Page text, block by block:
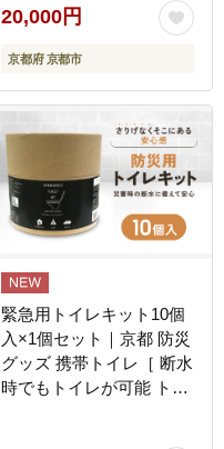
イレ 人気 おすすめ 災害
用 凝固剤 排泄袋 備蓄品
豪雨 地震 台風 断水 洪水
災害 長期保存 通販 送料
無料 ］
20,000円
京都府 京都市
緊急用トイレキット10個
入×1個セット｜京都 防災
グッズ 携帯トイレ［ 断水
時でもトイレが可能 トイ